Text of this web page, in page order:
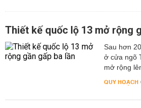
Thiết kế quốc lộ 13 mở rộng
Sau hơn
ở cửa ngõ
mở rộng
QUY HOẠCH